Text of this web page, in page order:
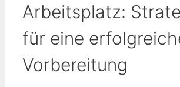
Arbeitsplatz:
für eine
Vorbereitung